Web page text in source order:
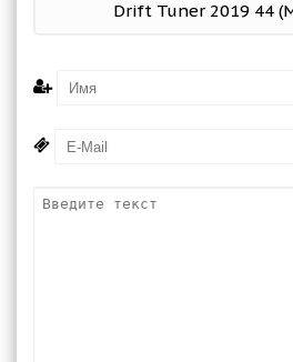
Drift Tuner 2019 44